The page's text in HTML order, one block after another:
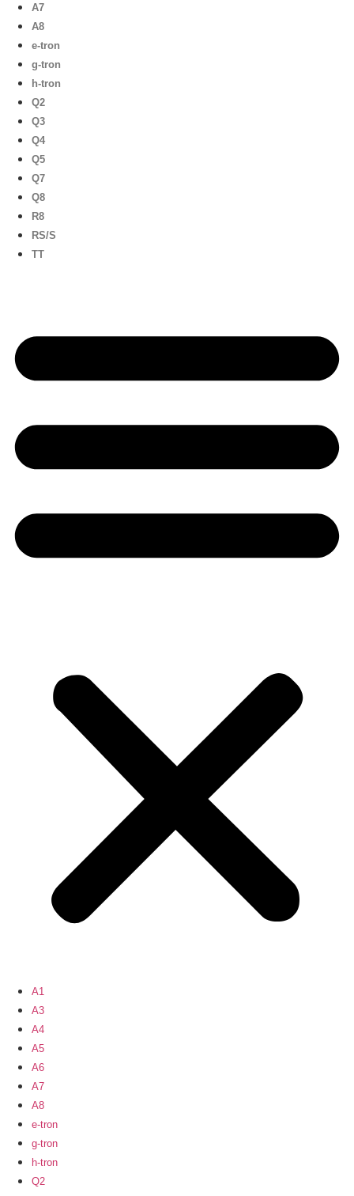
A7
A8
e-tron
g-tron
h-tron
Q2
Q3
Q4
Q5
Q7
Q8
R8
RS/S
TT
A1
A3
A4
A5
A6
A7
A8
e-tron
g-tron
h-tron
Q2